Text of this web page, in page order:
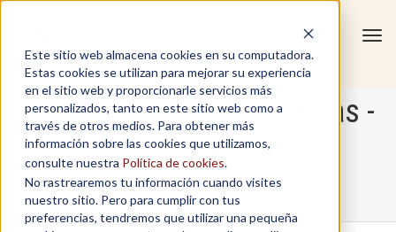
Este sitio web almacena cookies en su computadora.
Estas cookies se utilizan para mejorar su experiencia
en el sitio web y proporcionarle servicios más
personalizados, tanto en este sitio web como a
través de otros medios. Para obtener más
información sobre las cookies que utilizamos,
consulte nuestra Política de cookies.
No rastrearemos tu información cuando visites
nuestro sitio. Pero para cumplir con tus
preferencias, tendremos que utilizar una pequeña
Servicio al Cliente y Ventas -
EL COMERCIO
Home / In-Company / Servicio al Cliente y Ventas - EL COMERCIO